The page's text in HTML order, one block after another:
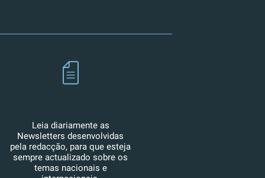
Leia diariamente as
Newsletters desenvolvidas
pela redacção, para que esteja
sempre actualizado sobre os
temas nacionais e